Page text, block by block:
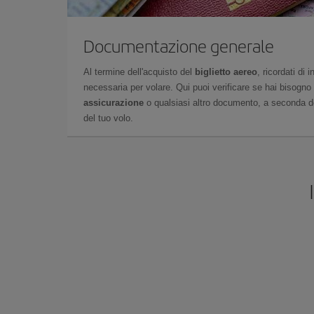
Documentazione generale
Al termine dell'acquisto del biglietto aereo, ricordati di
necessaria per volare. Qui puoi verificare se hai bisogno
assicurazione o qualsiasi altro documento, a seconda
del tuo volo.